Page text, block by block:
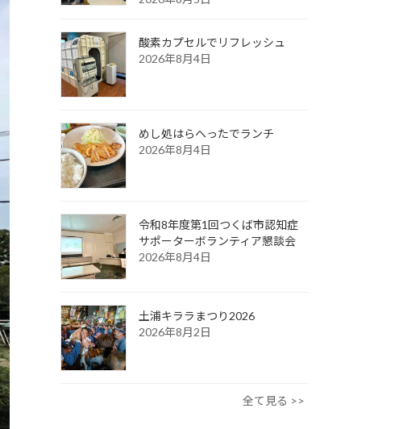
酸素カプセルでリフレッシュ
2026年8月4日
めし処はらへったでランチ
2026年8月4日
令和8年度第1回つくば市認知症
サポーターボランティア懇談会
2026年8月4日
土浦キララまつり2026
2026年8月2日
全て見る >>